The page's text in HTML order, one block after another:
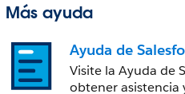
Más ayuda
Ayuda de
Visite la Ayuda de
obtener asistencia